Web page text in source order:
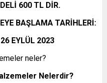
600 TL DİR.
BAŞLAMA TARİHLERİ:
EYLÜL 2023
neler?
Nelerdir?